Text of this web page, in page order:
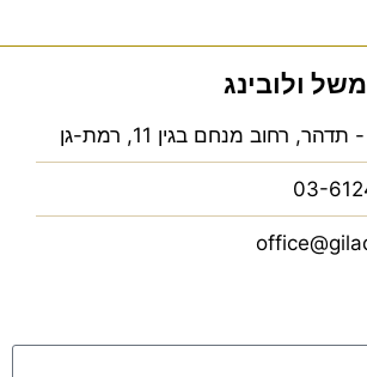
ולובינג
רחוב מנחם בגין 11, רמת-גן